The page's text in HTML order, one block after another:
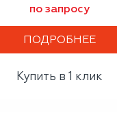
по запросу
ПОДРОБНЕЕ
Купить в 1 клик